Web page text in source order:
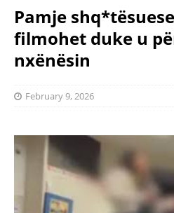
Pamje
filmohet duke u
nxënësin
February 9, 2026